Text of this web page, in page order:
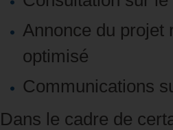
Annonce du projet
optimisé
Communications
Dans le cadre de